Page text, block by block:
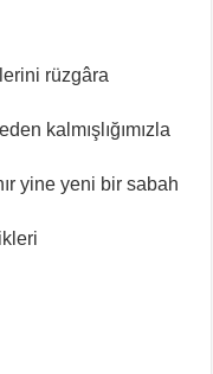
rüzgâra
kalmışlığımızla
yine yeni bir sabah